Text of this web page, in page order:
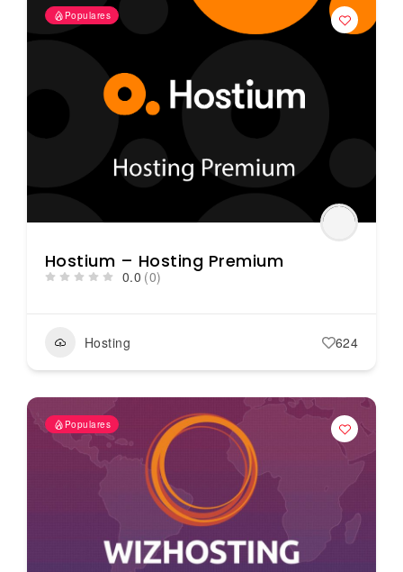
Populares
Hostium – Hosting Premium
0.0 (0)
Hosting 624
Populares